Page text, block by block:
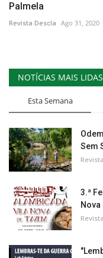
Palmela
Revista Descla Ago 31, 2020
NOTÍCIAS MAIS LIDAS
Esta Semana
Sem
3.ª
Nova